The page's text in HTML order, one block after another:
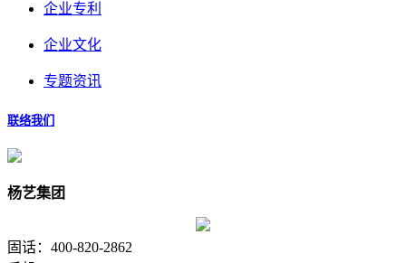
企业专利
企业文化
专题资讯
联络我们
杨艺集团
固话：400-820-2862